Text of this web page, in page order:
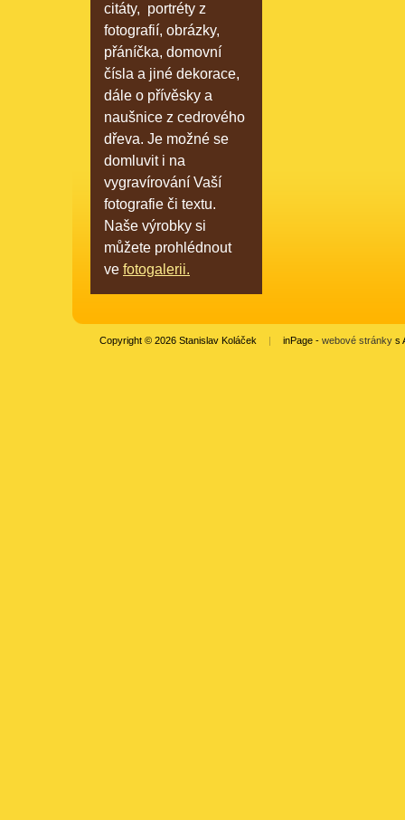
citáty, portréty z
fotografií, obrázky,
přáníčka, domovní
čísla a jiné dekorace,
dále o přívěsky a
naušnice z cedrového
dřeva. Je možné se
domluvit i na
vygravírování Vaší
fotografie či textu.
Naše výrobky si
můžete prohlédnout
ve fotogalerii.
Copyright © 2026 Stanislav Koláček | inPage - webové stránky s